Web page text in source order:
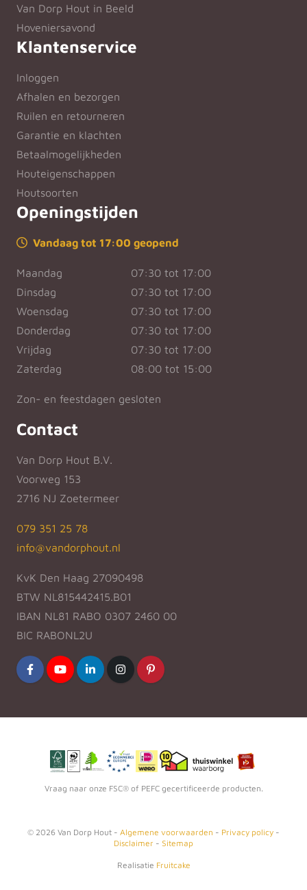
Van Dorp Hout in Beeld
Hoveniersavond
Klantenservice
Inloggen
Afhalen en bezorgen
Ruilen en retourneren
Garantie en klachten
Betaalmogelijkheden
Houteigenschappen
Houtsoorten
Openingstijden
Vandaag tot 17:00 geopend
Maandag
07:30 tot 17:00
Dinsdag
07:30 tot 17:00
Woensdag
07:30 tot 17:00
Donderdag
07:30 tot 17:00
Vrijdag
07:30 tot 17:00
Zaterdag
08:00 tot 15:00
Zon- en feestdagen gesloten
Contact
Van Dorp Hout B.V.
Voorweg 153
2716 NJ Zoetermeer
079 351 25 78
info@vandorphout.nl
KvK Den Haag 27090498
BTW NL815442415.B01
IBAN NL81 RABO 0307 2460 00
BIC RABONL2U
Vraag naar onze FSC® of PEFC gecertificeerde producten.
© 2026 Van Dorp Hout - Algemene voorwaarden - Privacy policy -
Disclaimer - Sitemap
Realisatie Fruitcake